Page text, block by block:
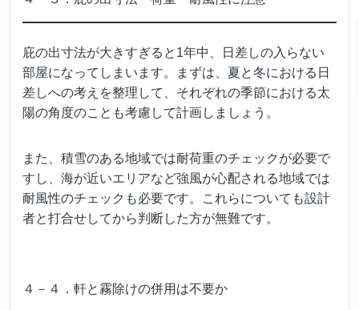
庇の出寸法が大きすぎると1年中、日差しの入らない
部屋になってしまいます。まずは、夏と冬における日
差しへの考えを整理して、それぞれの季節における太
陽の角度のことも考慮して計画しましょう。
また、積雪のある地域では耐荷重のチェックが必要で
すし、海が近いエリアなど強風が心配される地域では
耐風性のチェックも必要です。これらについても設計
者と打合せしてから判断した方が無難です。
４－４．軒と霧除けの併用は不要か